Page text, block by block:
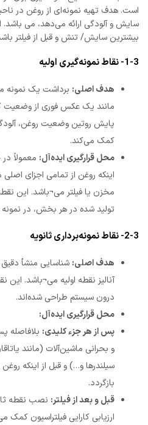
است. هدف تهیه نمونه‌ای از روغن در
سایش و آلودگی ارائه می‌دهد، می باشد.
بیشترین سایش/ تنش و قبل از فیلتر
1-3- نقاط نمونه‌گیری اولیه
هدف اصلی: برداشت یک نمونه
مانند یک عکس فوری از وضعیت
پایش روتین وضعیت روغن،
کمک می‌کند.
محل قرارگیری ایده‌آل: معمولاً
اینکه روغن از تمامی اجزای اصلی
مخزن یا فیلتر می¬باشد. این
تولید شده در هر بخش، در
2-3- نقاط نمونه‌برداری ثانویه
هدف اصلی: شناسایی منشأ
آنالیز نقطه اولیه می¬باشد. این
درون سیستم طراحی شده‌اند.
محل قرارگیری ایده‌آل:
پس از هر جزء کلیدی: بلافاصله
و بحرانی ماشین‌آلات (مانند
سیلندرها و…) و قبل از اینکه
بازگردد.
قبل و بعد از فیلتر: نصب نقطه
ارزیابی کارایی فیلتراسیون کمک